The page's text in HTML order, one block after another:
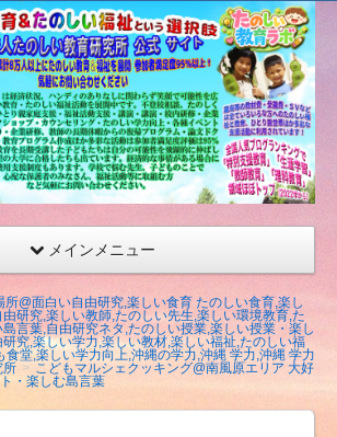
メインメニュー
所@面白い自由研究,楽しい食育 たのしい食育,楽し
研究,楽しい教師,たのしい先生,楽しい環境教育,た
言葉,自由研究ネタ,たのしい授業,楽しい授業・楽し
究,楽しい学力,楽しい教材,楽しい福祉,たのしい福
食堂,楽しい学力向上,沖縄の学力,沖縄 学力,沖縄 学力
所
こどもマルシェクッキング@南風原エリア 大好
・楽しむ島言葉